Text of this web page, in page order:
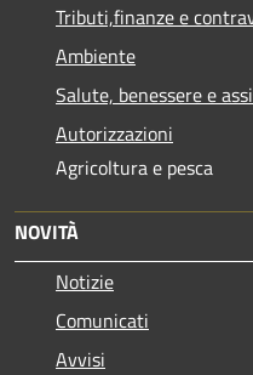
Tributi,finanze e
Ambiente
Salute, benessere e
Autorizzazioni
Agricoltura e pesca
NOVITÀ
Notizie
Comunicati
Avvisi